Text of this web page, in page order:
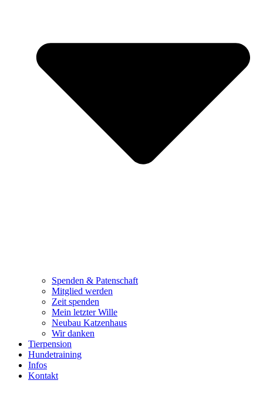
Spenden & Patenschaft
Mitglied werden
Zeit spenden
Mein letzter Wille
Neubau Katzenhaus
Wir danken
Tierpension
Hundetraining
Infos
Kontakt